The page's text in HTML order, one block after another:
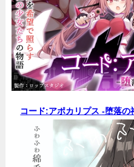
コード:アポカリプス -堕落の